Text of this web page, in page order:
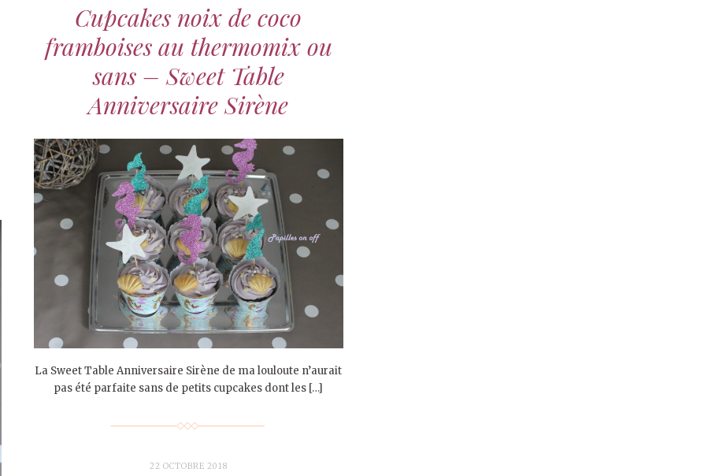
Cupcakes noix de coco
framboises au thermomix ou
sans – Sweet Table
Anniversaire Sirène
La Sweet Table Anniversaire Sirène de ma louloute n’aurait
pas été parfaite sans de petits cupcakes dont les […]
22 OCTOBRE 2018